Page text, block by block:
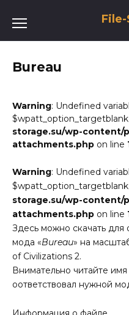
содержанию
Bureau
Warning: Undefined
storage.su/wp-content/
attachments.php on line
Warning: Undefined
storage.su/wp-content/
attachments.php on line
Здесь можно скачать
мода «Bureau» на
of Civilizations 2.
Внимательно читайте
оответствовал нужной